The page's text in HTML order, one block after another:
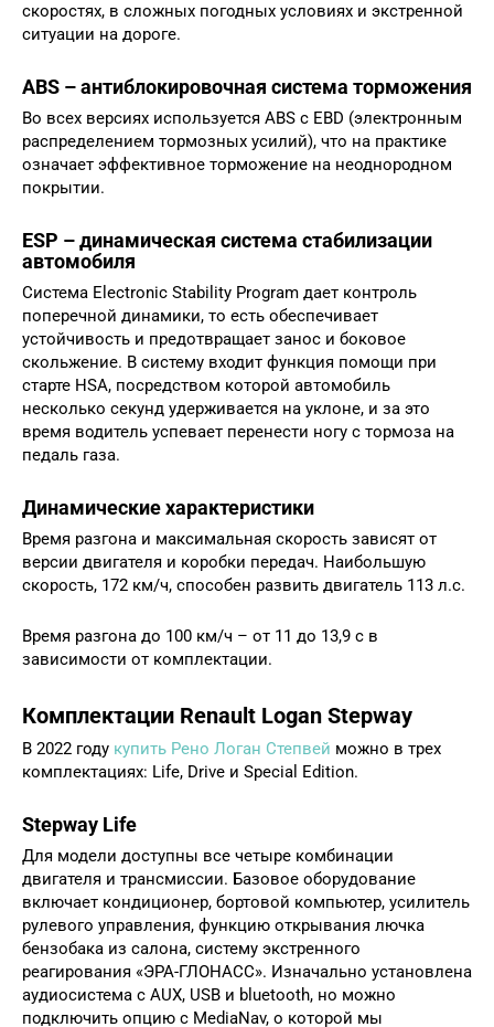
скоростях, в сложных погодных условиях и экстренной
ситуации на дороге.
ABS – антиблокировочная система торможения
Во всех версиях используется ABS с EBD (электронным
распределением тормозных усилий), что на практике
означает эффективное торможение на неоднородном
покрытии.
ESP – динамическая система стабилизации
автомобиля
Система Electronic Stability Program дает контроль
поперечной динамики, то есть обеспечивает
устойчивость и предотвращает занос и боковое
скольжение. В систему входит функция помощи при
старте HSA, посредством которой автомобиль
несколько секунд удерживается на уклоне, и за это
время водитель успевает перенести ногу с тормоза на
педаль газа.
Динамические характеристики
Время разгона и максимальная скорость зависят от
версии двигателя и коробки передач. Наибольшую
скорость, 172 км/ч, способен развить двигатель 113 л.с.
Время разгона до 100 км/ч – от 11 до 13,9 с в
зависимости от комплектации.
Комплектации Renault Logan Stepway
В 2022 году купить Рено Логан Степвей можно в трех
комплектациях: Life, Drive и Special Edition.
Stepway Life
Для модели доступны все четыре комбинации
двигателя и трансмиссии. Базовое оборудование
включает кондиционер, бортовой компьютер, усилитель
рулевого управления, функцию открывания лючка
бензобака из салона, систему экстренного
реагирования «ЭРА-ГЛОНАСС». Изначально установлена
аудиосистема с AUX, USB и bluetooth, но можно
подключить опцию с MediaNav, о которой мы